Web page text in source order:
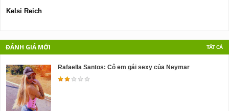
Kelsi Reich
TẤT CẢ
ĐÁNH GIÁ MỚI
Rafaella Santos: Cô em gái sexy của Neymar